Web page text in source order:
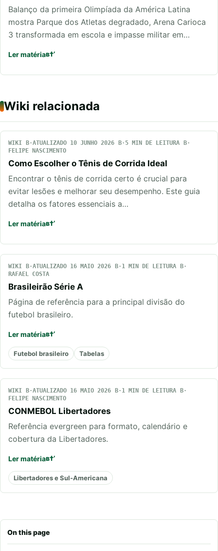
On this page
Balanço da primeira Olimpíada da América Latina
mostra Parque dos Atletas degradado, Arena Carioca
3 transformada em escola e impasse militar em…
Ler matéria
Wiki relacionada
WIKI ATUALIZADO 10 JUNHO 2026
5 MIN DE LEITURA
FELIPE NASCIMENTO
Como Escolher o Tênis de Corrida Ideal
Encontrar o tênis de corrida certo é crucial para
evitar lesões e melhorar seu desempenho. Este guia
detalha os fatores essenciais a…
Ler matéria
WIKI ATUALIZADO 16 MAIO 2026
1 MIN DE LEITURA
RAFAEL COSTA
Brasileirão Série A
Página de referência para a principal divisão do
futebol brasileiro.
Ler matéria
Futebol brasileiro Tabelas
WIKI ATUALIZADO 16 MAIO 2026
1 MIN DE LEITURA
FELIPE NASCIMENTO
CONMEBOL Libertadores
Referência evergreen para formato, calendário e
cobertura da Libertadores.
Ler matéria
Libertadores e Sul-Americana